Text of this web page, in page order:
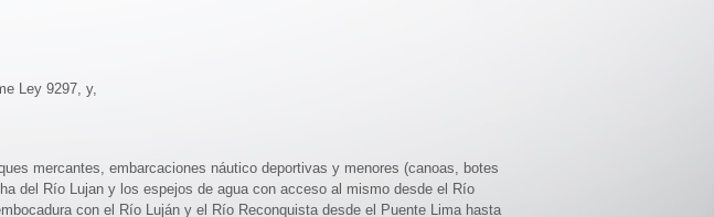
Ley 9297, y,
mercantes, embarcaciones náutico deportivas y menores (canoas, botes
del Río Lujan y los espejos de agua con acceso al mismo desde el Río
con el Río Luján y el Río Reconquista desde el Puente Lima hasta